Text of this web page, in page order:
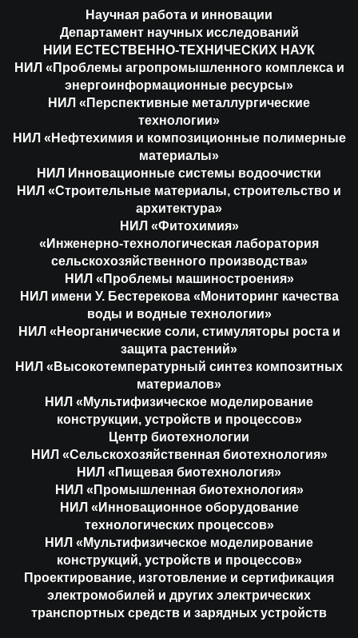
Научная работа и инновации
Департамент научных исследований
НИИ ЕСТЕСТВЕННО-ТЕХНИЧЕСКИХ НАУК
НИЛ «Проблемы агропромышленного комплекса и
энергоинформационные ресурсы»
НИЛ «Перспективные металлургические
технологии»
НИЛ «Нефтехимия и композиционные полимерные
материалы»
НИЛ Инновационные системы водоочистки
НИЛ «Строительные материалы, строительство и
архитектура»
НИЛ «Фитохимия»
«Инженерно-технологическая лаборатория
сельскохозяйственного производства»
НИЛ «Проблемы машиностроения»
НИЛ имени У. Бестерекова «Мониторинг качества
воды и водные технологии»
НИЛ «Неорганические соли, стимуляторы роста и
защита растений»
НИЛ «Высокотемпературный синтез композитных
материалов»
НИЛ «Мультифизическое моделирование
конструкции, устройств и процессов»
Центр биотехнологии
НИЛ «Сельскохозяйственная биотехнология»
НИЛ «Пищевая биотехнология»
НИЛ «Промышленная биотехнология»
НИЛ «Инновационное оборудование
технологических процессов»
НИЛ «Мультифизическое моделирование
конструкций, устройств и процессов»
Проектирование, изготовление и сертификация
электромобилей и других электрических
транспортных средств и зарядных устройств